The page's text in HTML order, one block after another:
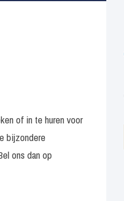
of in te huren voor
bijzondere
ons dan op